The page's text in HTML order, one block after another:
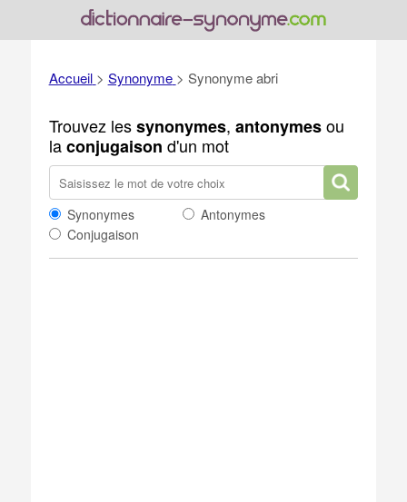
Accueil > Synonyme > Synonyme abri
Trouvez lessynonymes, antonymesou
laconjugaison d'un mot
Synonymes
Antonymes
Conjugaison